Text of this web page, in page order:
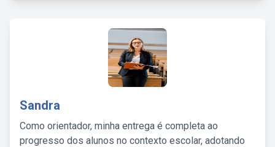
Sandra
Como orientador, minha entrega é completa ao
progresso dos alunos no contexto escolar, adotando